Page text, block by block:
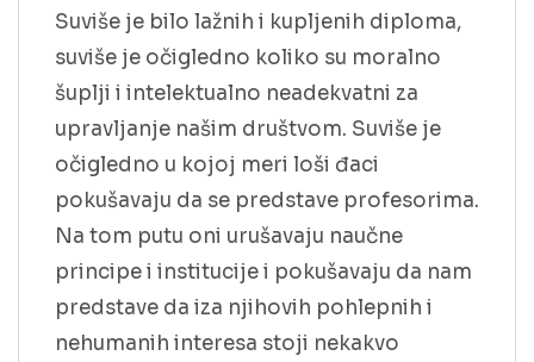
Suviše je bilo lažnih i kupljenih diploma,
suviše je očigledno koliko su moralno
šuplji i intelektualno neadekvatni za
upravljanje našim društvom. Suviše je
očigledno u kojoj meri loši đaci
pokušavaju da se predstave profesorima.
Na tom putu oni urušavaju naučne
principe i institucije i pokušavaju da nam
predstave da iza njihovih pohlepnih i
nehumanih interesa stoji nekakvo